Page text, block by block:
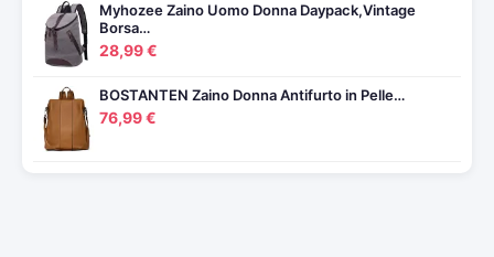
Myhozee Zaino Uomo Donna Daypack,Vintage
Borsa…
28,99 €
BOSTANTEN Zaino Donna Antifurto in Pelle…
76,99 €